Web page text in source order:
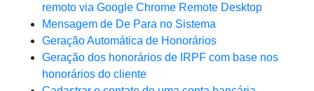
remoto via Google Chrome Remote Desktop
Mensagem de De Para no Sistema
Geração Automática de Honorários
Geração dos honorários de IRPF com base nos
honorários do cliente